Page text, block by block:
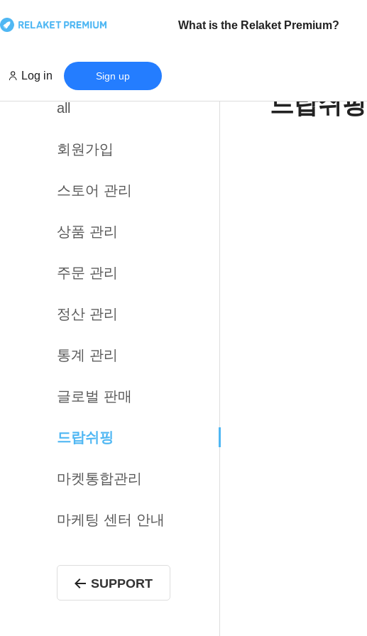
What is the Relaket Premium?
Log in Sign up
all
회원가입
스토어 관리
상품 관리
주문 관리
정산 관리
통계 관리
글로벌 판매
드랍쉬핑
마켓통합관리
마케팅 센터 안내
SUPPORT
드랍쉬핑